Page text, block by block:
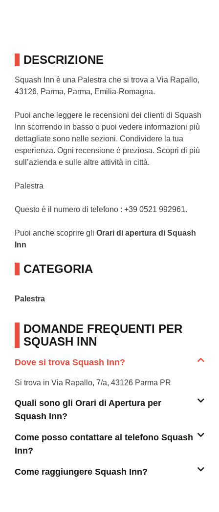
DESCRIZIONE
Squash Inn è una Palestra che si trova a Via Rapallo,
43126, Parma, Parma, Emilia-Romagna.
Puoi anche leggere le recensioni dei clienti di Squash
Inn scorrendo in basso o puoi vedere informazioni più
dettagliate sono nelle sezioni. Condividere la tua
esperienza. Ogni recensione è preziosa. Scopri di più
sull’azienda e sulle altre attività in città.
Palestra
Questo è il numero di telefono : +39 0521 992961.
Puoi anche scoprire gli Orari di apertura di Squash
Inn
CATEGORIA
Palestra
DOMANDE FREQUENTI PER
SQUASH INN
Dove si trova Squash Inn?
Si trova in Via Rapallo, 7/a, 43126 Parma PR
Quali sono gli Orari di Apertura per
Squash Inn?
Come posso contattare al telefono Squash
Inn?
Come raggiungere Squash Inn?